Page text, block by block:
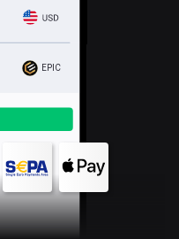
EPIC